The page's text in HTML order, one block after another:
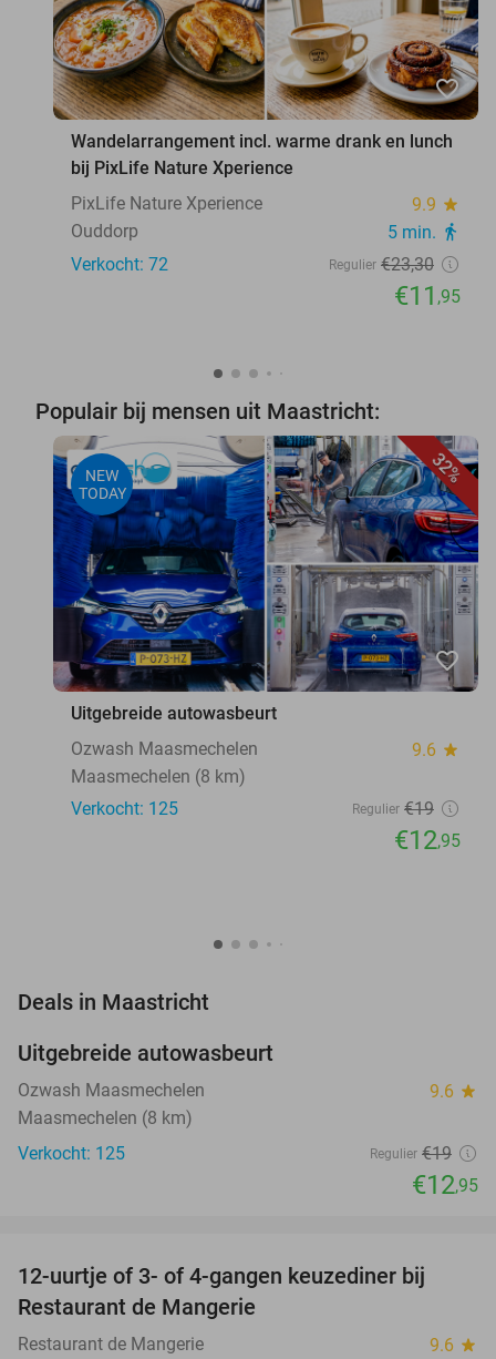
favorite_border
Wandelarrangement incl. warme drank en lunch
bij PixLife Nature Xperience
PixLife Nature Xperience
9.9 star
Ouddorp 5 min. directions_walk
Verkocht: 72 Regulier €23,30
€11 ,95
Populair bij mensen uit Maastricht:
32%
NEW
TODAY
favorite_border
Uitgebreide autowasbeurt
Ozwash Maasmechelen
9.6 star
Maasmechelen (8 km)
Verkocht: 125
Regulier €19
€12,95
Deals in Maastricht
NEW
TODAY
Uitgebreide autowasbeurt
Ozwash Maasmechelen 9.6 star
Maasmechelen (8 km)
Verkocht: 125
Regulier €19
€12,95
12-uurtje of 3- of 4-gangen keuzediner bij
Restaurant de Mangerie
Restaurant de Mangerie 9.6 star